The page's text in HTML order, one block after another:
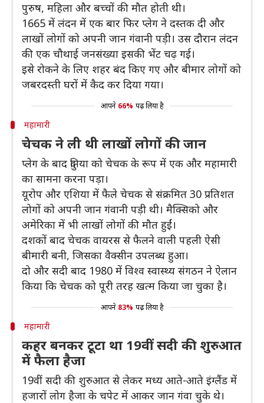
पुरुष, महिला और बच्चों की मौत होती थी।
1665 में लंदन में एक बार फिर प्लेग ने दस्तक दी और
लाखों लोगों को अपनी जान गंवानी पड़ी। उस दौरान लंदन
की एक चौथाई जनसंख्या इसकी भेंट चढ़ गई।
इसे रोकने के लिए शहर बंद किए गए और बीमार लोगों को
जबरदस्ती घरों में कैद कर दिया गया।
आपने 66% पढ़ लिया है
महामारी
चेचक ने ली थी लाखों लोगों की जान
प्लेग के बाद दुनिया को चेचक के रूप में एक और महामारी
का सामना करना पड़ा।
यूरोप और एशिया में फैले चेचक से संक्रमित 30 प्रतिशत
लोगों को अपनी जान गंवानी पड़ी थी। मैक्सिको और
अमेरिका में भी लाखों लोगों की मौत हुईं।
दशकों बाद चेचक वायरस से फैलने वाली पहली ऐसी
बीमारी बनी, जिसका वैक्सीन उपलब्ध हुआ।
दो और सदी बाद 1980 में विश्व स्वास्थ्य संगठन ने ऐलान
किया कि चेचक को पूरी तरह खत्म किया जा चुका है।
आपने 83% पढ़ लिया है
महामारी
कहर बनकर टूटा था 19वीं सदी की शुरुआत
में फैला हैजा
19वीं सदी की शुरुआत से लेकर मध्य आते-आते इंग्लैंड में
हजारों लोग हैजा के चपेट में आकर जान गंवा चुके थे।